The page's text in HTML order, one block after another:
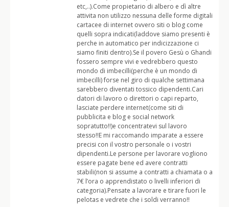
etc,..).Come propietario di albero e dì altre
attivita non utilizzo nessuna delle forme digitali
cartacee di internet ovvero siti o blog come
quelli sopra indicati(laddove siamo presenti è
perche in automatico per indicizzazione ci
siamo finiti dentro).Se il povero Gesù o Ghandi
fossero sempre vivi e vedrebbero questo
mondo di imbecilli(perche è un mondo di
imbecilli) forse nel giro di qualche settimana
sarebbero diventati tossico dipendenti.Cari
datori di lavoro o direttori o capi reparto,
lasciate perdere internet(come siti di
pubblicita e blog e social network
sopratutto!!)e concentratevi sul lavoro
stesso!!E mi raccomando imparate a essere
precisi con il vostro personale o i vostri
dipendenti.Le persone per lavorare vogliono
essere pagate bene ed avere contratti
stabili(non si assume a contratti a chiamata o a
7€ l’ora o apprendistato o livelli inferiori di
categoria).Pensate a lavorare e tirare fuori le
pelotas e vedrete che i soldi verranno!!